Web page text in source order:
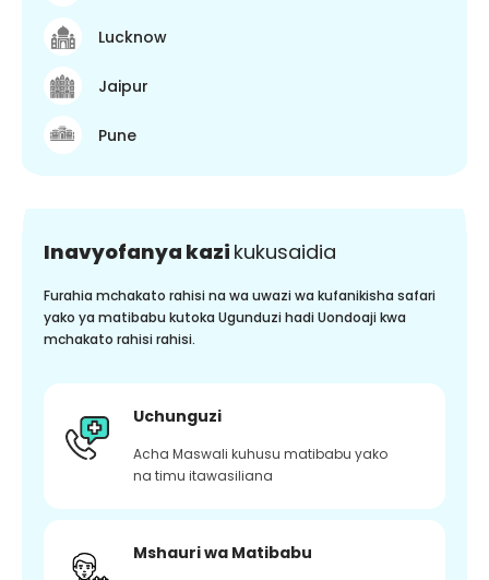
Lucknow
Jaipur
Pune
Inavyofanya kazi kukusaidia
Furahia mchakato rahisi na wa uwazi wa kufanikisha safari
yako ya matibabu kutoka Ugunduzi hadi Uondoaji kwa
mchakato rahisi rahisi.
Uchunguzi
Acha Maswali kuhusu matibabu yako
na timu itawasiliana
Mshauri wa Matibabu